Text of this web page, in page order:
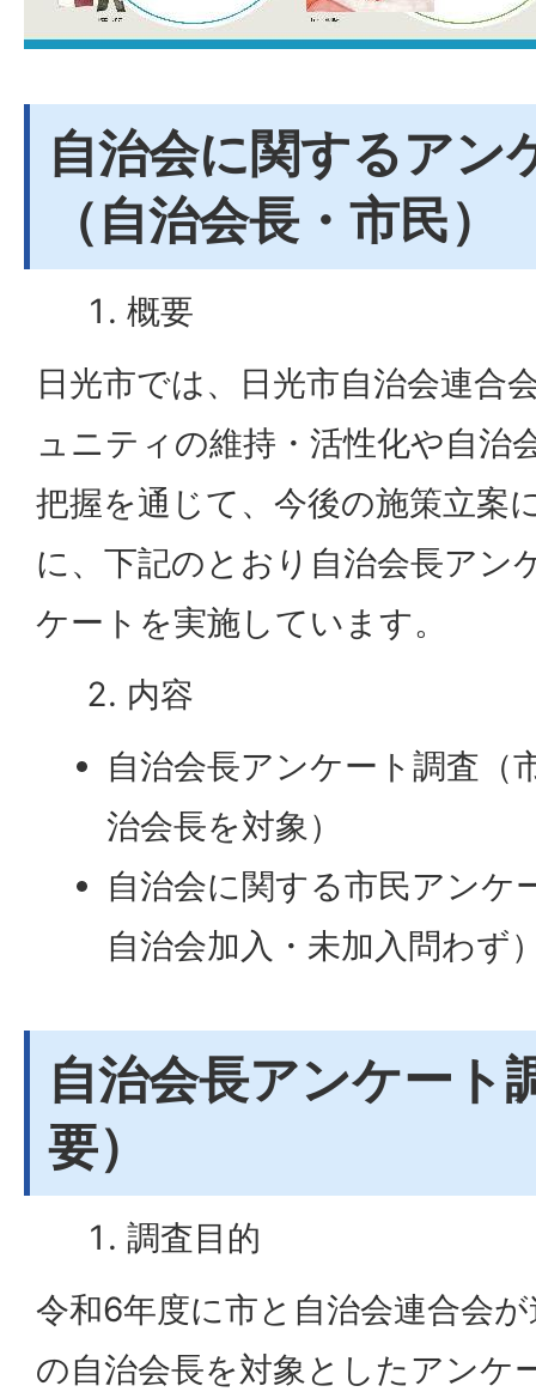
自治会に関するアン
（自治会長・市民）
概要
日光市では、日光市自治会連合
ュニティの維持・活性化や自治
把握を通じて、今後の施策立案
に、下記のとおり自治会長アン
ケートを実施しています。
内容
自治会長アンケート調査（
治会長を対象）
自治会に関する市民アンケ
自治会加入・未加入問わず
自治会長アンケート
要）
調査目的
令和6年度に市と自治会連合会
の自治会長を対象としたアンケ